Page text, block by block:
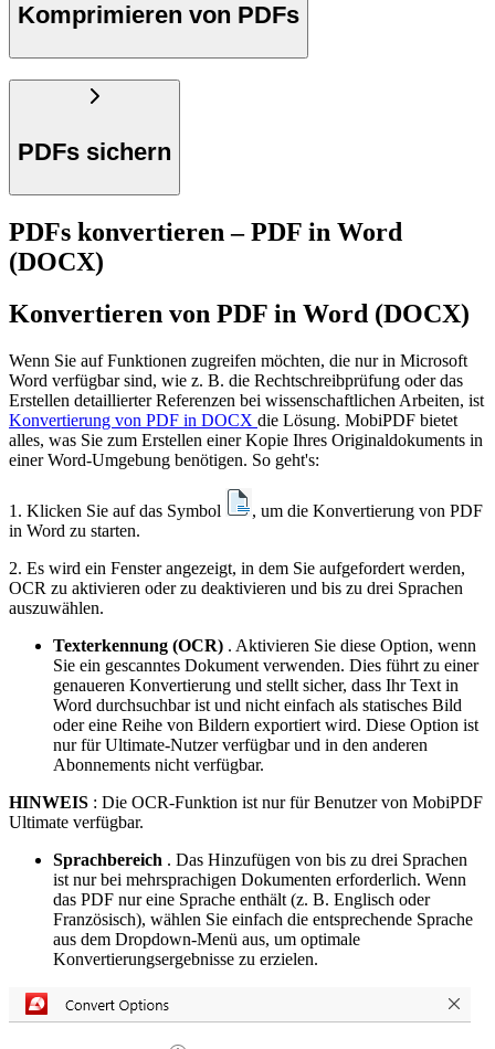
Komprimieren von PDFs
PDFs sichern
PDFs konvertieren – PDF in Word
(DOCX)
Konvertieren von PDF in Word (DOCX)
Wenn Sie auf Funktionen zugreifen möchten, die nur in Microsoft
Word verfügbar sind, wie z. B. die Rechtschreibprüfung oder das
Erstellen detaillierter Referenzen bei wissenschaftlichen Arbeiten, ist
Konvertierung von PDF in DOCX die Lösung. MobiPDF bietet
alles, was Sie zum Erstellen einer Kopie Ihres Originaldokuments in
einer Word-Umgebung benötigen. So geht's:
1. Klicken Sie auf das Symbol
, um die Konvertierung von PDF
in Word zu starten.
2. Es wird ein Fenster angezeigt, in dem Sie aufgefordert werden,
OCR zu aktivieren oder zu deaktivieren und bis zu drei Sprachen
auszuwählen.
Texterkennung (OCR) . Aktivieren Sie diese Option, wenn
Sie ein gescanntes Dokument verwenden. Dies führt zu einer
genaueren Konvertierung und stellt sicher, dass Ihr Text in
Word durchsuchbar ist und nicht einfach als statisches Bild
oder eine Reihe von Bildern exportiert wird. Diese Option ist
nur für Ultimate-Nutzer verfügbar und in den anderen
Abonnements nicht verfügbar.
HINWEIS : Die OCR-Funktion ist nur für Benutzer von MobiPDF
Ultimate verfügbar.
Sprachbereich . Das Hinzufügen von bis zu drei Sprachen
ist nur bei mehrsprachigen Dokumenten erforderlich. Wenn
das PDF nur eine Sprache enthält (z. B. Englisch oder
Französisch), wählen Sie einfach die entsprechende Sprache
aus dem Dropdown-Menü aus, um optimale
Konvertierungsergebnisse zu erzielen.